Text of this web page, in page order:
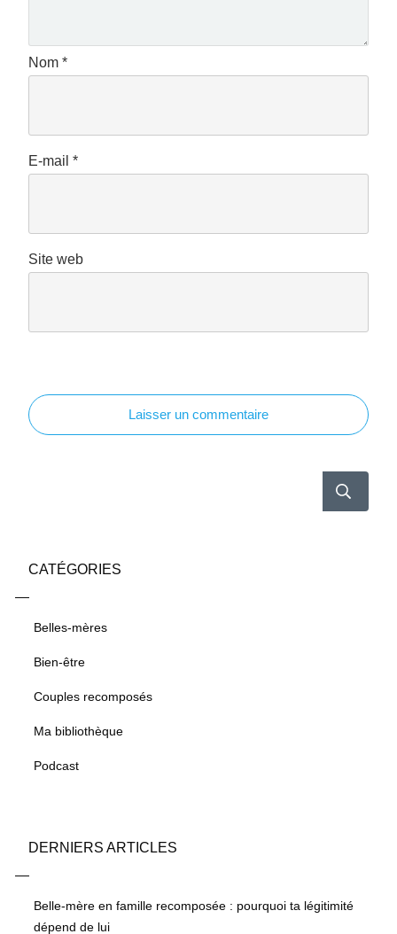
Nom *
E-mail *
Site web
Laisser un commentaire
CATÉGORIES
Belles-mères
Bien-être
Couples recomposés
Ma bibliothèque
Podcast
DERNIERS ARTICLES
Belle-mère en famille recomposée : pourquoi ta légitimité
dépend de lui